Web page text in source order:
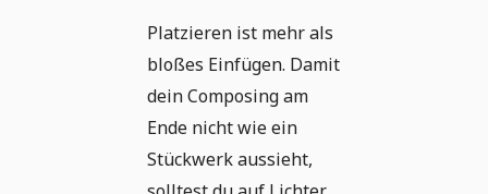
Platzieren ist mehr als
bloßes Einfügen. Damit
dein Composing am
Ende nicht wie ein
Stückwerk aussieht,